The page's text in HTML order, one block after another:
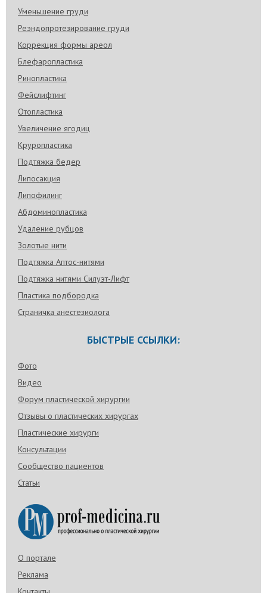
Уменьшение груди
Реэндопротезирование груди
Коррекция формы ареол
Блефаропластика
Ринопластика
Фейслифтинг
Отопластика
Увеличение ягодиц
Круропластика
Подтяжка бедер
Липосакция
Липофилинг
Абдоминопластика
Удаление рубцов
Золотые нити
Подтяжка Аптос-нитями
Подтяжка нитями Силуэт-Лифт
Пластика подбородка
Страничка анестезиолога
БЫСТРЫЕ ССЫЛКИ:
Фото
Видео
Форум пластической хирургии
Отзывы о пластических хирургах
Пластические хирурги
Консультации
Сообщество пациентов
Статьи
О портале
Реклама